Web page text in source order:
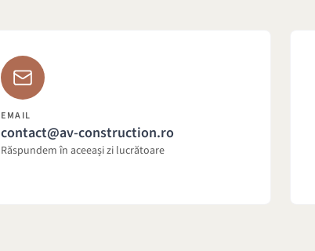
EMAIL
contact@av-construction.ro
Răspundem în aceeași zi lucrătoare